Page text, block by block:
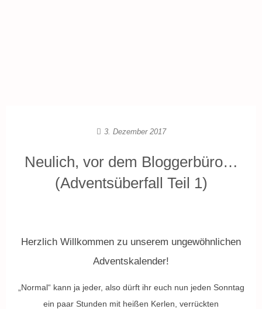
3. Dezember 2017
Neulich, vor dem Bloggerbüro…
(Adventsüberfall Teil 1)
Herzlich Willkommen zu unserem ungewöhnlichen
Adventskalender!
„Normal“ kann ja jeder, also dürft ihr euch nun jeden Sonntag
ein paar Stunden mit heißen Kerlen, verrückten